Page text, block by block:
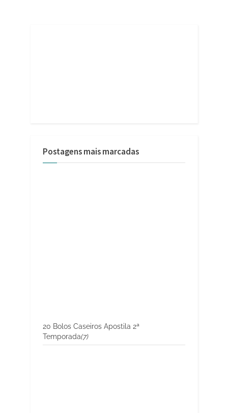
Postagens mais marcadas
20 Bolos Caseiros Apostila 2ª
Temporada(7)